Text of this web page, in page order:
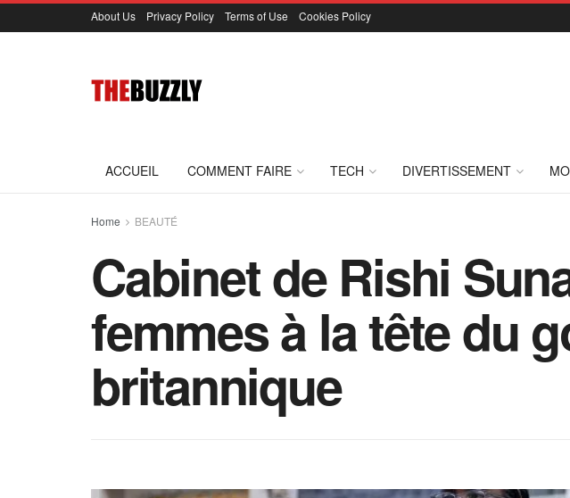
About Us Privacy Policy Terms of Use Cookies Policy
ACCUEIL COMMENT FAIRE TECH DIVERTISSEMENT
Home BEAUTÉ
Cabinet de Rishi
femmes à la tête du
britannique